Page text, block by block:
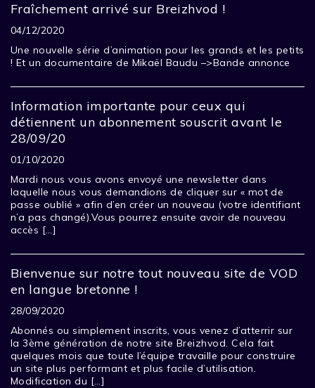
Fraîchement arrivé sur Breizhvod !
04/12/2020
Une nouvelle série d’animation pour les grands et les petits
! Et un documentaire de Mikaël Baudu –>Bande annonce
Information importante pour ceux qui
détiennent un abonnement souscrit avant le
28/09/20
01/10/2020
Mardi nous vous avons envoyé une newsletter dans
laquelle nous vous demandions de cliquer sur « mot de
passe oublié » afin d’en créer un nouveau (votre identifiant
n’a pas changé).Vous pourrez ensuite avoir de nouveau
accès […]
Bienvenue sur notre tout nouveau site de VOD
en langue bretonne !
28/09/2020
Abonnés ou simplement inscrits, vous venez d’atterrir sur
la 3ème génération de notre site Breizhvod. Cela fait
quelques mois que toute l’équipe travaille pour construire
un site plus performant et plus facile d’utilisation.
Modification du […]